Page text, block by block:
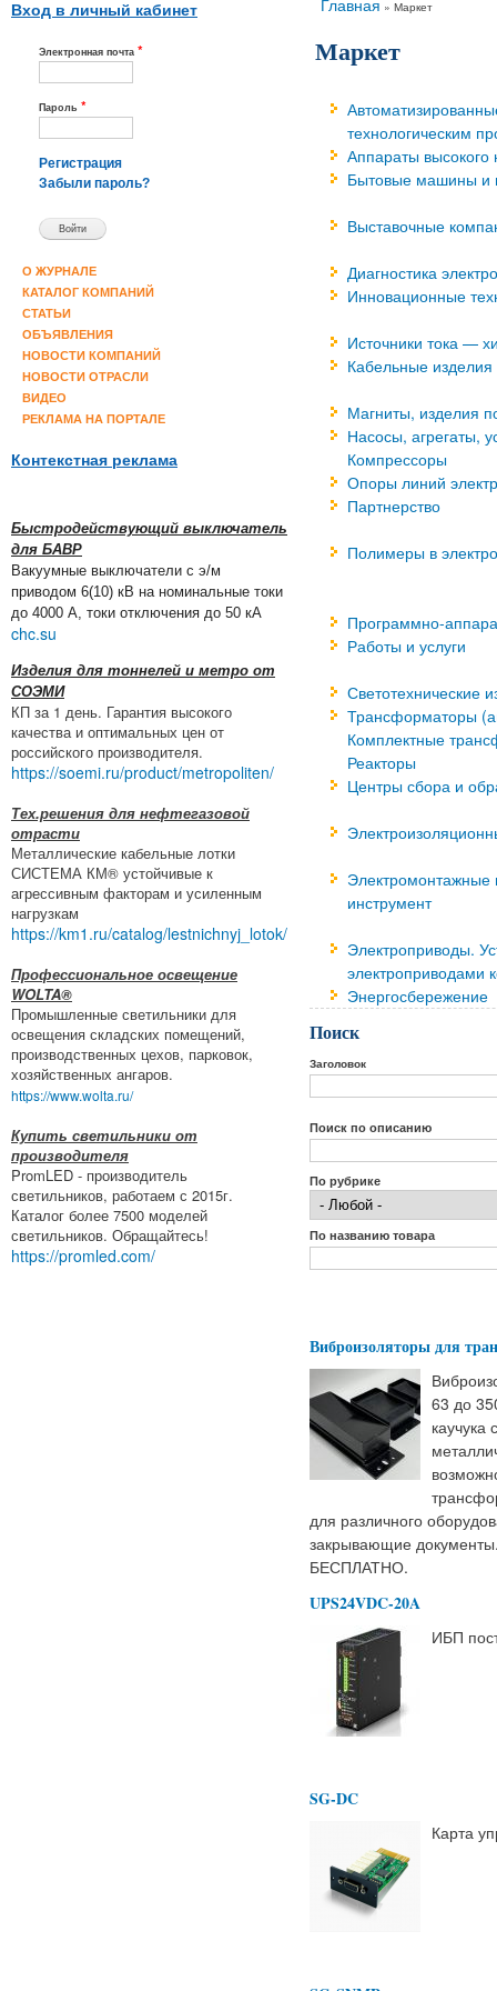
Вход в личный кабинет
Электронная почта *
Пароль *
Регистрация
Забыли пароль?
О ЖУРНАЛЕ
КАТАЛОГ КОМПАНИЙ
СТАТЬИ
ОБЪЯВЛЕНИЯ
НОВОСТИ КОМПАНИЙ
НОВОСТИ ОТРАСЛИ
ВИДЕО
РЕКЛАМА НА ПОРТАЛЕ
Контекстная реклама
Быстродействующий выключатель
для БАВР
Вакуумные выключатели с э/м
приводом 6(10) кВ на номинальные токи
до 4000 А, токи отключения до 50 кА
chc.su
Изделия для тоннелей и метро от
СОЭМИ
КП за 1 день. Гарантия высокого
качества и оптимальных цен от
российского производителя.
https://soemi.ru/product/metropoliten/
Тех.решения для нефтегазовой
отрасти
Металлические кабельные лотки
СИСТЕМА КМ® устойчивые к
агрессивным факторам и усиленным
нагрузкам
https://km1.ru/catalog/lestnichnyj_lotok/
Профессиональное освещение
WOLTA®
Промышленные светильники для
освещения складских помещений,
производственных цехов, парковок,
хозяйственных ангаров.
https://www.wolta.ru/
Купить светильники от
производителя
PromLED - производитель
светильников, работаем с 2015г.
Каталог более 7500 моделей
светильников. Обращайтесь!
https://promled.com/
Вы здесь
Главная » Маркет
Маркет
технологическим
Аппараты
Бытовые машины и
Выставочные
Диагностика
Инновационные
Источники тока —
Кабельные изделия
Магниты, изделия
Насосы, агрегаты,
Компрессоры
Опоры линий
Партнерство
Полимеры в
Программно-
Работы и услуги
Светотехнические
Трансформаторы
Комплектные
Реакторы
Центры сбора и
Электромонтажные
инструмент
Электроприводы.
электроприводами
Энергосбережение
Поиск
Заголовок
Поиск по описанию
По рубрике
По названию товара
Виброизоляторы для
63 до
каучука
для различного
закрывающие
БЕСПЛАТНО.
UPS24VDC-20A
ИБП
SG-DC
Карта